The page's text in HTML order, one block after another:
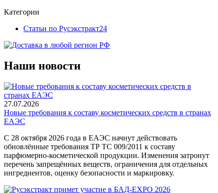
Категории
Статьи по Русэкстракт24
Наши новости
27.07.2026
Новые требования к составу косметических средств в странах
ЕАЭС
С 28 октября 2026 года в ЕАЭС начнут действовать
обновлённые требования ТР ТС 009/2011 к составу
парфюмерно-косметической продукции. Изменения затронут
перечень запрещённых веществ, ограничения для отдельных
ингредиентов, оценку безопасности и маркировку.